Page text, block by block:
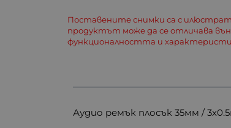
Поставените снимки са с
продуктът може да се отличава
функционалността и
Аудио ремък плосък 35мм /